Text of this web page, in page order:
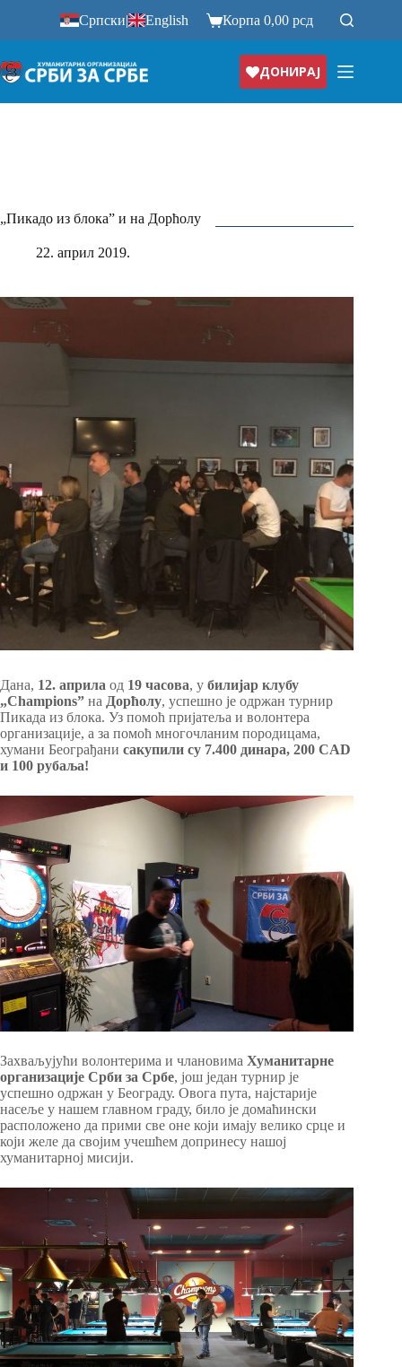
Српски| English Корпа0,00рсд
ДОНИРАЈ
„Пикадо из блока” и на Дорћолу
22. април 2019.
Дана, 12. априла од 19 часова, у билијар клубу
„Champions” на Дорћолу, успешно је одржан турнир
Пикада из блока. Уз помоћ пријатеља и волонтера
организације, а за помоћ многочланим породицама,
хумани Београђани сакупили су 7.400 динара, 200 CAD
и 100 рубаља!
Захваљујући волонтерима и члановима Хуманитарне
организације Срби за Србе, још један турнир је
успешно одржан у Београду. Овога пута, најстарије
насеље у нашем главном граду, било је домаћински
расположено да прими све оне који имају велико срце и
који желе да својим учешћем допринесу нашој
хуманитарној мисији.